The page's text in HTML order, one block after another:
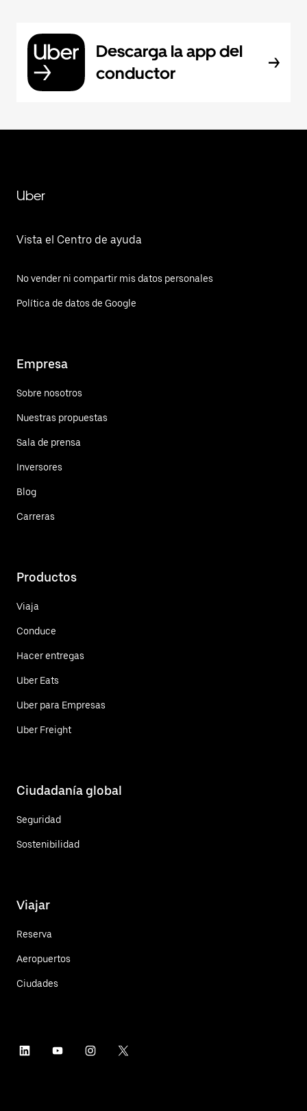
Descarga la app del
conductor
Uber
Vista el Centro de ayuda
No vender ni compartir mis datos personales
Política de datos de Google
Empresa
Sobre nosotros
Nuestras propuestas
Sala de prensa
Inversores
Blog
Carreras
Productos
Viaja
Conduce
Hacer entregas
Uber Eats
Uber para Empresas
Uber Freight
Ciudadanía global
Seguridad
Sostenibilidad
Viajar
Reserva
Aeropuertos
Ciudades